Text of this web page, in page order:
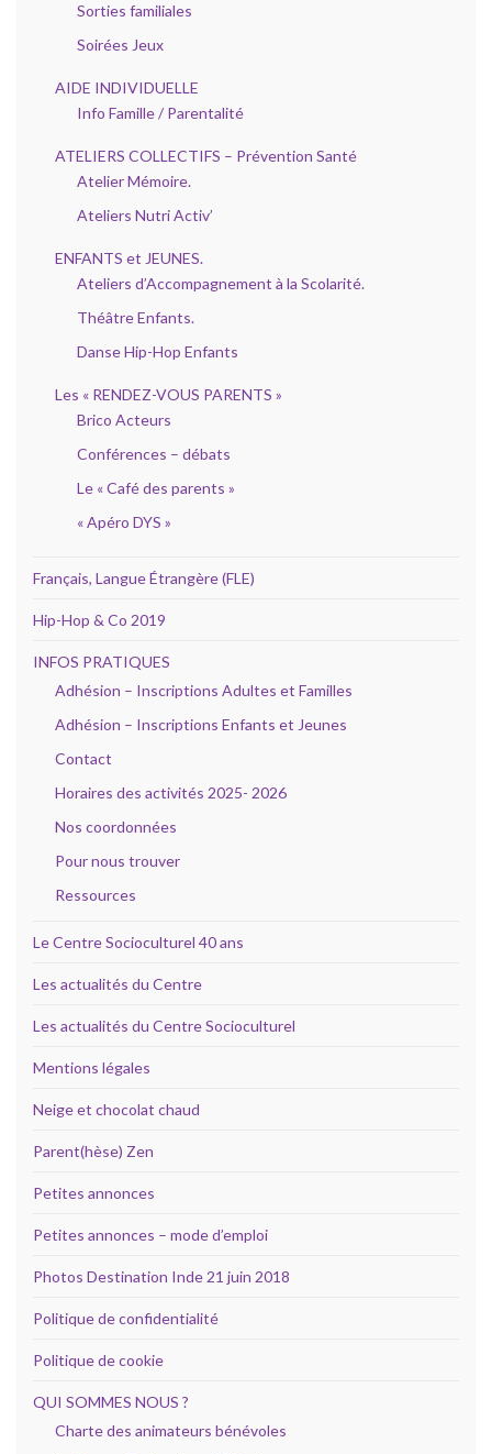
Sorties familiales
Soirées Jeux
AIDE INDIVIDUELLE
Info Famille / Parentalité
ATELIERS COLLECTIFS – Prévention Santé
Atelier Mémoire.
Ateliers Nutri Activ’
ENFANTS et JEUNES.
Ateliers d’Accompagnement à la Scolarité.
Théâtre Enfants.
Danse Hip-Hop Enfants
Les « RENDEZ-VOUS PARENTS »
Brico Acteurs
Conférences – débats
Le « Café des parents »
« Apéro DYS »
Français, Langue Étrangère (FLE)
Hip-Hop & Co 2019
INFOS PRATIQUES
Adhésion – Inscriptions Adultes et Familles
Adhésion – Inscriptions Enfants et Jeunes
Contact
Horaires des activités 2025- 2026
Nos coordonnées
Pour nous trouver
Ressources
Le Centre Socioculturel 40 ans
Les actualités du Centre
Les actualités du Centre Socioculturel
Mentions légales
Neige et chocolat chaud
Parent(hèse) Zen
Petites annonces
Petites annonces – mode d’emploi
Photos Destination Inde 21 juin 2018
Politique de confidentialité
Politique de cookie
QUI SOMMES NOUS ?
Charte des animateurs bénévoles